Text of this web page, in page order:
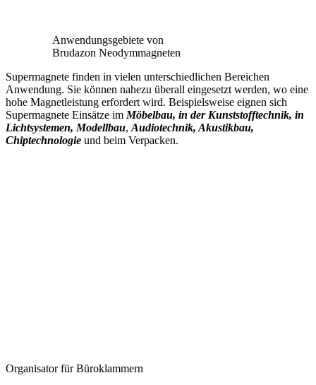
Anwendungsgebiete von
Brudazon Neodymmagneten
Supermagnete finden in vielen unterschiedlichen Bereichen
Anwendung. Sie können nahezu überall eingesetzt werden, wo eine
hohe Magnetleistung erfordert wird. Beispielsweise eignen sich
Supermagnete Einsätze im Möbelbau, in der Kunststofftechnik, in
Lichtsystemen, Modellbau, Audiotechnik, Akustikbau,
Chiptechnologie und beim Verpacken.
Organisator für Büroklammern